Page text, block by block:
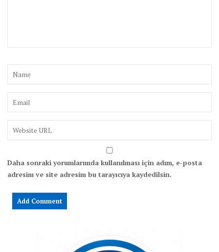
Daha sonraki yorumlarımda kullanılması için adım, e-posta
adresim ve site adresim bu tarayıcıya kaydedilsin.